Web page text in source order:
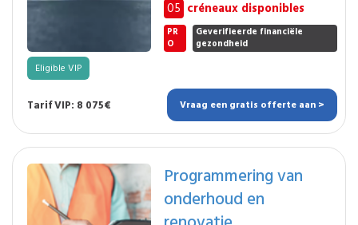
05 créneaux disponibles
PR
O
Geverifieerde financiële
gezondheid
Eligible VIP
Tarif VIP: 8 075€ Vraag een gratis offerte aan >
Programmering van
onderhoud en